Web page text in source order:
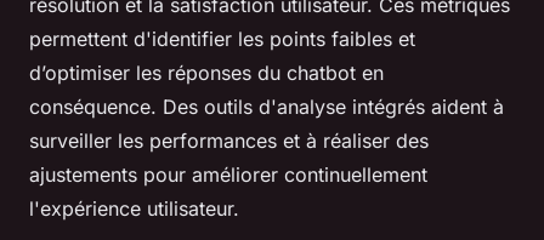
permettent d'identifier les points faibles et
d’optimiser les réponses du chatbot en
conséquence. Des outils d'analyse intégrés aident à
surveiller les performances et à réaliser des
ajustements pour améliorer continuellement
l'expérience utilisateur.